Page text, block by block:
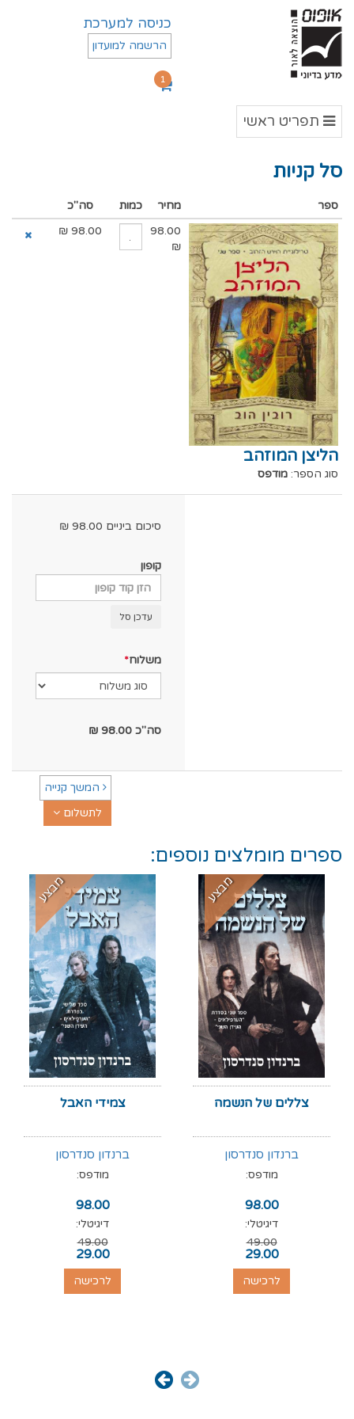
כניסה למערכת
הרשמה למועדון
1
תפריט
תפריט ראשי
סל קניות
ספר מחיר כמות סה"כ
הליצן המוזהב
סוג הספר: מודפס
98.00
₪
98.00
₪
סיכום ביניים 98.00
₪
קופון
עדכן סל
משלוח
סה"כ 98.00
₪
המשך קנייה
לתשלום
ספרים מומלצים נוספים:
מבצע
צללים של הנשמה
ברנדון סנדרסון
מודפס:
98.00
דיגיטלי:
49.00
29.00
לרכישה
מבצע
צמידי האבל
ברנדון סנדרסון
מודפס:
98.00
דיגיטלי:
49.00
29.00
לרכישה